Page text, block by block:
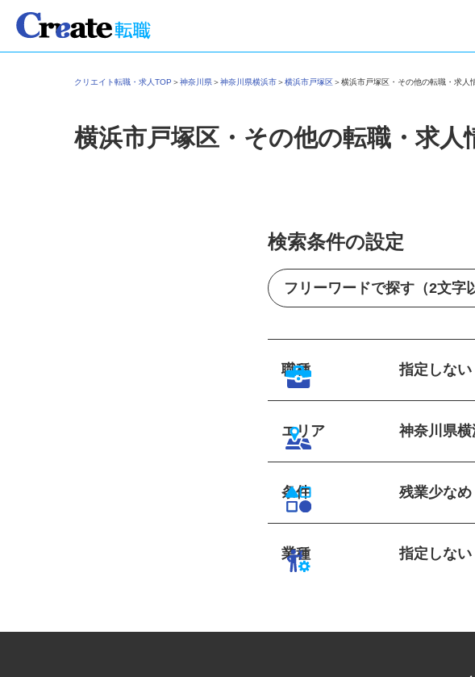
クリエイト転職・求人TOP＞神奈川県＞神奈川県横浜市＞横浜市戸塚区＞横浜市戸塚区・その他の転職・求人
横浜市戸塚区・その他の転職・求人
検索条件の設定
職種 指定しない
エリア 神奈川県
条件 残業少なめ
業種 指定しない